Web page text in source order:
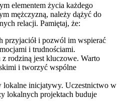
elementem życia każdego
mężczyzną, należy dążyć do
relacji. Pamiętaj, że:
przyjaciół i pozwól im wspierać
i trudnościami.
z rodziną jest kluczowe. Warto
i tworzyć wspólne
lokalne inicjatywy. Uczestnictwo w
lokalnych projektach buduje